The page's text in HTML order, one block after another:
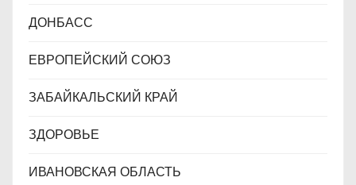
ДОНБАСС
ЕВРОПЕЙСКИЙ СОЮЗ
ЗАБАЙКАЛЬСКИЙ КРАЙ
ЗДОРОВЬЕ
ИВАНОВСКАЯ ОБЛАСТЬ